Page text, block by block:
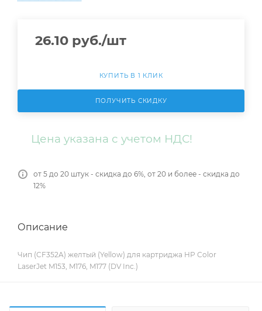
26.10 руб./шт
КУПИТЬ В 1 КЛИК
ПОЛУЧИТЬ СКИДКУ
Цена указана с учетом НДС!
от 5 до 20 штук - скидка до 6%, от 20 и более - скидка до
12%
Описание
Чип (CF352A) желтый (Yellow) для картриджа HP Color
LaserJet M153, M176, M177 (DV Inc.)